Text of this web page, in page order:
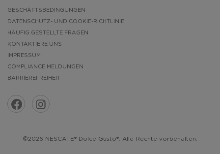
GESCHÄFTSBEDINGUNGEN
DATENSCHUTZ- UND COOKIE-RICHTLINIE
HÄUFIG GESTELLTE FRAGEN
KONTAKTIERE UNS
IMPRESSUM
COMPLIANCE MELDUNGEN
BARRIEREFREIHEIT
©2026 NESCAFE® Dolce Gusto®. Alle Rechte vorbehalten.